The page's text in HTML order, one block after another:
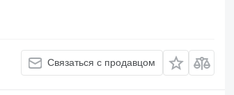
Связаться с продавцом